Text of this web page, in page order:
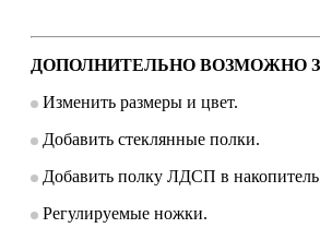
ДОПОЛНИТЕЛЬНО ВОЗМОЖНО
Изменить размеры и цвет.
Добавить стеклянные полки.
Добавить полку ЛДСП в
Регулируемые ножки.